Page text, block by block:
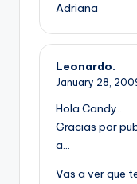
Adriana
Leonardo.
January 28,
Hola Candy…
Gracias por
a…
Vas a ver que